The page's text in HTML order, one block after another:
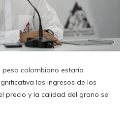
colombiano estaría
los ingresos de los
precio y la calidad del grano se